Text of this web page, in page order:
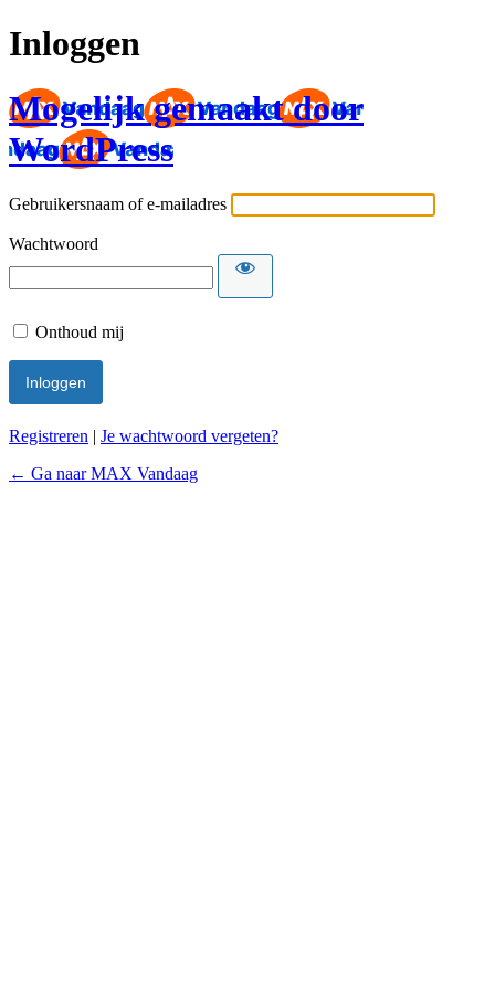
Inloggen
Mogelijk gemaakt door
WordPress
Gebruikersnaam of e-mailadres
Wachtwoord
Onthoud mij
Registreren | Je wachtwoord vergeten?
← Ga naar MAX Vandaag